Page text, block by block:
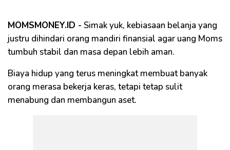
MOMSMONEY.ID - Simak yuk, kebiasaan belanja yang
justru dihindari orang mandiri finansial agar uang Moms
tumbuh stabil dan masa depan lebih aman.
Biaya hidup yang terus meningkat membuat banyak
orang merasa bekerja keras, tetapi tetap sulit
menabung dan membangun aset.